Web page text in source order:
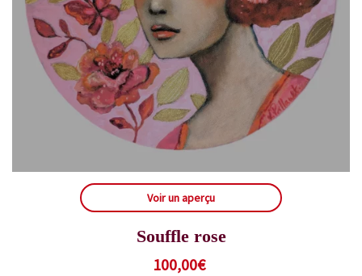
Voir un aperçu
Souffle rose
100,00€